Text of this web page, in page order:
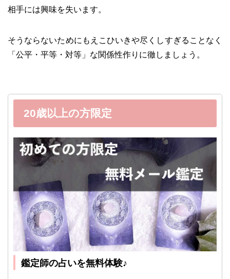
相手には興味を失います。
そうならないためにもえこひいきや尽くしすぎることなく
「公平・平等・対等」な関係性作りに徹しましょう。
20歳以上の方限定
鑑定師の占いを無料体験♪